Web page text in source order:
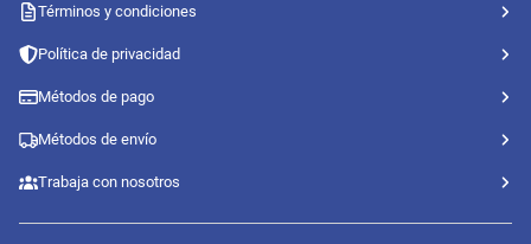
Términos y condiciones
Política de privacidad
Métodos de pago
Métodos de envío
Trabaja con nosotros